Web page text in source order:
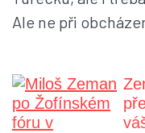
Ale ne při